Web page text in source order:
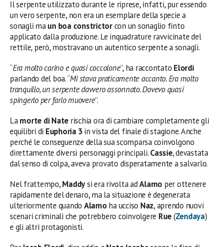
Il serpente utilizzato durante le riprese, infatti, pur essendo
un vero serpente, non era un esemplare della specie a
sonagli maun boa constrictorcon un sonaglio finto
applicato dalla produzione. Le inquadrature ravvicinate del
rettile, però, mostravano un autentico serpente a sonagli.
“Era molto carino e quasi coccolone”, ha raccontato Elordi
parlando del boa. “Mi stava praticamente accanto. Era molto
tranquillo, un serpente davvero assonnato.Dovevo quasi
spingerlo per farlo muovere”.
Lamorte di Nate rischia ora di cambiare completamente gli
equilibri di Euphoria 3 in vista del finale di stagione. Anche
perché le conseguenze della sua scomparsa coinvolgono
direttamente diversi personaggi principali.Cassie, devastata
dal senso di colpa, aveva provato disperatamente a salvarlo.
Nel frattempo,Maddysi era rivolta adAlamo per ottenere
rapidamente del denaro, ma la situazione è degenerata
ulteriormente quando Alamo ha ucciso Naz, aprendo nuovi
scenari criminali che potrebbero coinvolgere Rue(Zendaya)
e gli altri protagonisti.